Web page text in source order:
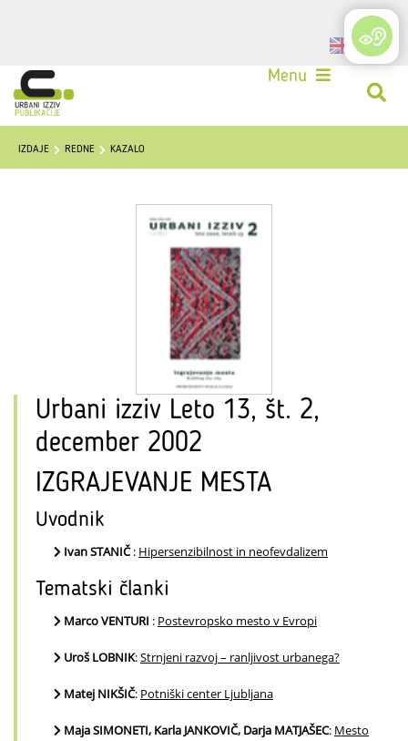
Login
Menu
IZDAJE REDNE KAZALO
Urbani izziv Leto 13, št. 2,
december 2002
IZGRAJEVANJE MESTA
Uvodnik
Ivan STANIČ: Hipersenzibilnost in neofevdalizem
Tematski članki
Marco VENTURI : Postevropsko mesto v Evropi
Uroš LOBNIK:Strnjeni razvoj – ranljivost urbanega?
Matej NIKŠIČ: Potniški center Ljubljana
Maja SIMONETI, Karla JANKOVIČ, Darja MATJAŠEC: Mesto